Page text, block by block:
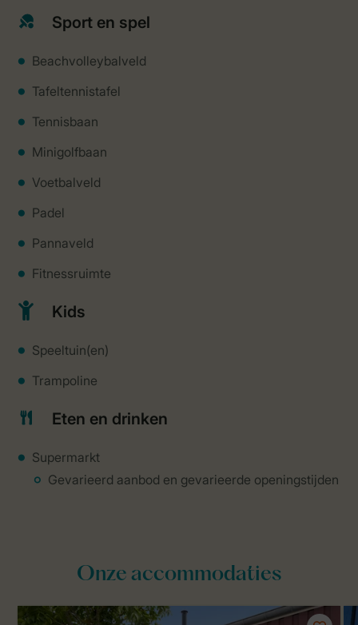
Sport en spel
Beachvolleybalveld
Tafeltennistafel
Tennisbaan
Minigolfbaan
Voetbalveld
Padel
Pannaveld
Fitnessruimte
Kids
Speeltuin(en)
Trampoline
Eten en drinken
Supermarkt
Gevarieerd aanbod en gevarieerde openingstijden